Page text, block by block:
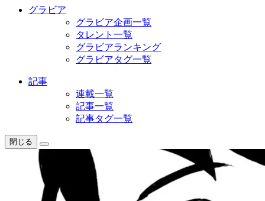
グラビア
グラビア企画一覧
タレント一覧
グラビアランキング
グラビアタグ一覧
記事
連載一覧
記事一覧
記事タグ一覧
閉じる